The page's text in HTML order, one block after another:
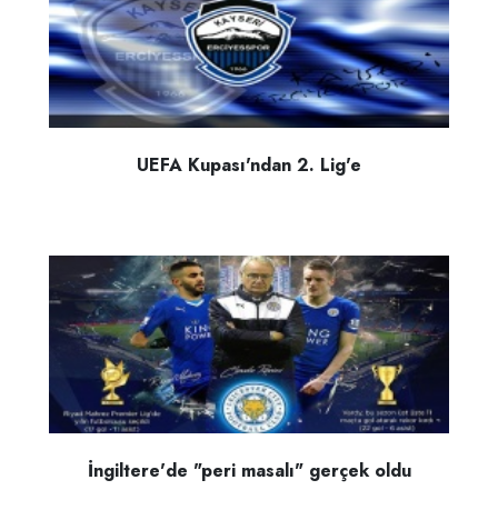
UEFA Kupası'ndan 2. Lig'e
İngiltere'de "peri masalı" gerçek oldu